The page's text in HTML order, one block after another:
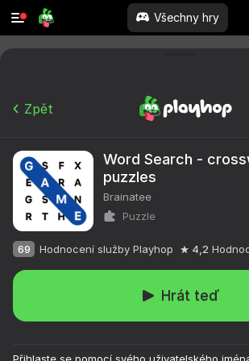
Všechny hry
Zpět
Word Search -
puzzles
Brainatee
Puzzle
69 Hodnocení služby Playhop 4,2
Hrát teď